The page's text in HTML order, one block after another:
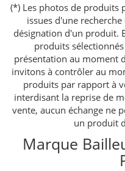
(*) Les photos de produits
issues d'une
désignation d'un produit.
produits
présentation au moment
invitons à contrôler au
produits par rapport à
interdisant la reprise de
vente, aucun échange ne
un produit
Marque